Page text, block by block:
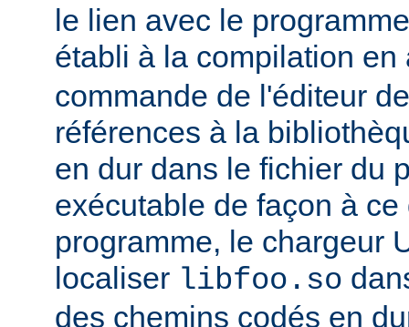
le lien avec le
établi à la compilation
commande de l'éditeur
références à la
en dur dans le fichier du
exécutable de façon à
programme, le chargeur
localiser libfoo.so
des chemins codés en